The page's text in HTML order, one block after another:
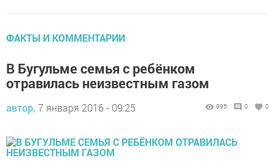
ФАКТЫ И КОММЕНТАРИИ
В Бугульме семья с ребёнком
отравилась неизвестным газом
автор, 7 января 2016 - 09:25 895 0 0